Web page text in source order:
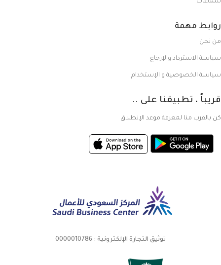
سماعات
روابط مهمة
من نحن
سياسة الاسترداد والإرجاع
سياسة الخصوصية و الإستخدام
قريباً ، تطبيقنا على ..
كن بالقرب منا لمعرفة موعد الإنطلاق
توثيق التجارة الإلكترونية : 0000010786